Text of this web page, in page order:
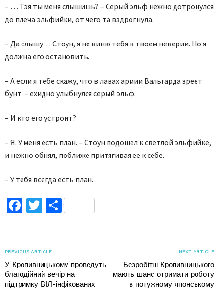
– … Тэя ты меня слышишь? – Серый эльф нежно дотронулся
до плеча эльфийки, от чего та вздрогнула.
– Да слышу… Стоун, я не виню тебя в твоем неверии. Но я
должна его остановить.
– А если я тебе скажу, что в лавах армии Вальгарда зреет
бунт. – ехидно улыбнулся серый эльф.
– И кто его устроит?
– Я. У меня есть план. – Стоун подошел к светлой эльфийке,
и нежно обнял, поближе притягивая ее к себе.
– У тебя всегда есть план.
Facebook
TwitterПоділитися
PREVIOUS ARTICLE
У Кропивницькому проведуть
благодійний вечір на
підтримку ВІЛ-інфікованих
NEXT ARTICLE
Безробітні Кропивницького
мають шанс отримати роботу
в потужному японському